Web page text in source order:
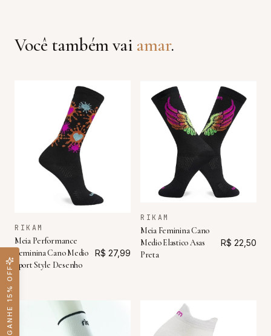
Você também vai amar.
RIKAM
Meia Performance
Feminina Cano Medio
Sport Style Desenho
R$ 27,99
RIKAM
Meia Feminina Cano
Medio Elastico Asas
Preta
R$ 22,50
GANHE 15% OFF